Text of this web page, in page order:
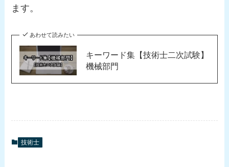
ます。
あわせて読みたい
キーワード集【技術士二次試験】
機械部門
技術士